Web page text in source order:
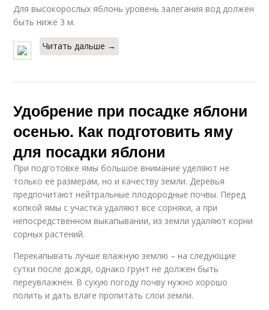
Для высокорослых яблонь уровень залегания вод должен
быть ниже 3 м.
Читать дальше →
Удобрение при посадке яблони
осенью. Как подготовить яму
для посадки яблони
При подготовке ямы большое внимание уделяют не
только ее размерам, но и качеству земли. Деревья
предпочитают нейтральные плодородные почвы. Перед
копкой ямы с участка удаляют все сорняки, а при
непосредственном выкапывании, из земли удаляют корни
сорных растений.
Перекапывать лучше влажную землю – на следующие
сутки после дождя, однако грунт не должен быть
переувлажнен. В сухую погоду почву нужно хорошо
полить и дать влаге пропитать слои земли.